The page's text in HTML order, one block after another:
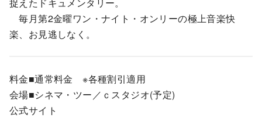
毎月第2金曜ワン・ナイト・オンリーの極上音楽快
楽、お見逃しなく。
料金■通常料金 ※各種割引適用
会場■シネマ・ツー／ｃスタジオ(予定)
公式サイト